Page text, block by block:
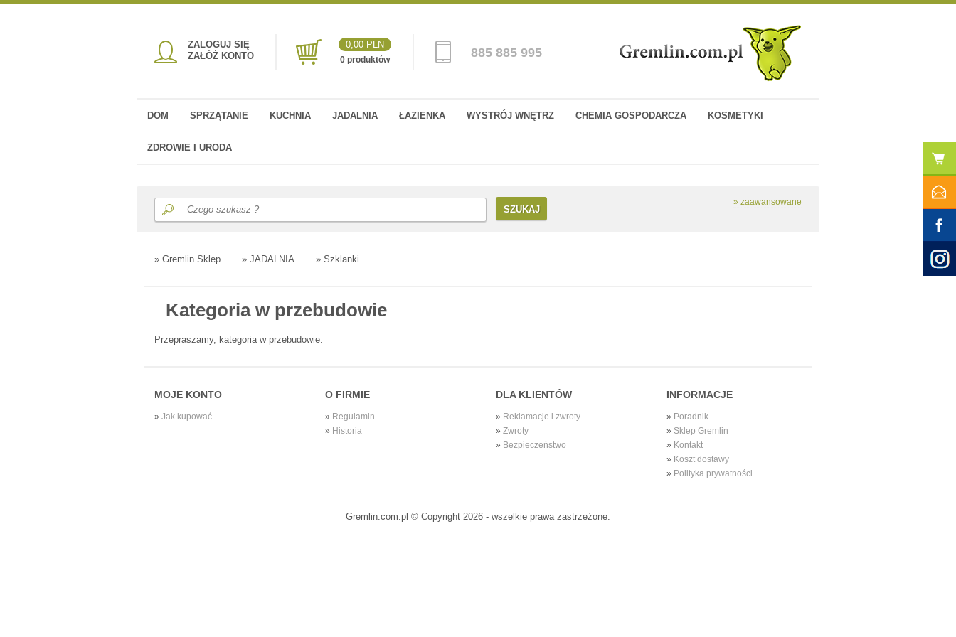
ZALOGUJ SIĘ
ZAŁÓŻ KONTO
0,00 PLN
0 produktów 885 885 995
DOM SPRZĄTANIE KUCHNIA JADALNIA ŁAZIENKA WYSTRÓJ WNĘTRZ CHEMIA GOSPODARCZA KOSMETYKI
ZDROWIE I URODA
SZUKAJ
» zaawansowane
» Gremlin Sklep » JADALNIA » Szklanki
Kategoria w przebudowie
Przepraszamy, kategoria w przebudowie.
MOJE KONTO
» Jak kupować
O FIRMIE
» Regulamin
» Historia
DLA KLIENTÓW
» Reklamacje i zwroty
» Zwroty
» Bezpieczeństwo
INFORMACJE
» Poradnik
» Sklep Gremlin
» Kontakt
» Koszt dostawy
» Polityka prywatności
Gremlin.com.pl © Copyright 2026 - wszelkie prawa zastrzeżone.